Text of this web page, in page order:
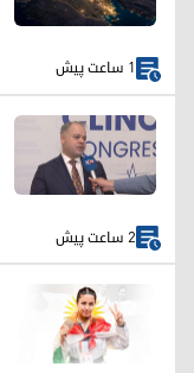
1 ساعت پیش
2 ساعت پیش